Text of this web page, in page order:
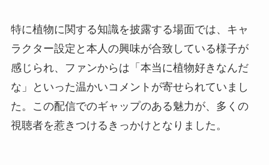
特に植物に関する知識を披露する場面では、キャ
ラクター設定と本人の興味が合致している様子が
感じられ、ファンからは「本当に植物好きなんだ
な」といった温かいコメントが寄せられていまし
た。この配信でのギャップのある魅力が、多くの
視聴者を惹きつけるきっかけとなりました。